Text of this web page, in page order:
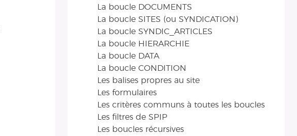
La boucle DOCUMENTS
La boucle SITES (ou SYNDICATION)
La boucle SYNDIC_ARTICLES
La boucle HIERARCHIE
La boucle DATA
La boucle CONDITION
Les balises propres au site
Les formulaires
Les critères communs à toutes les boucles
Les filtres de SPIP
Les boucles récursives